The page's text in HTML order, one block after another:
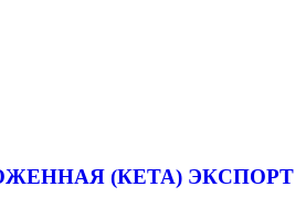
(КЕТА) ЭКСПОРТ